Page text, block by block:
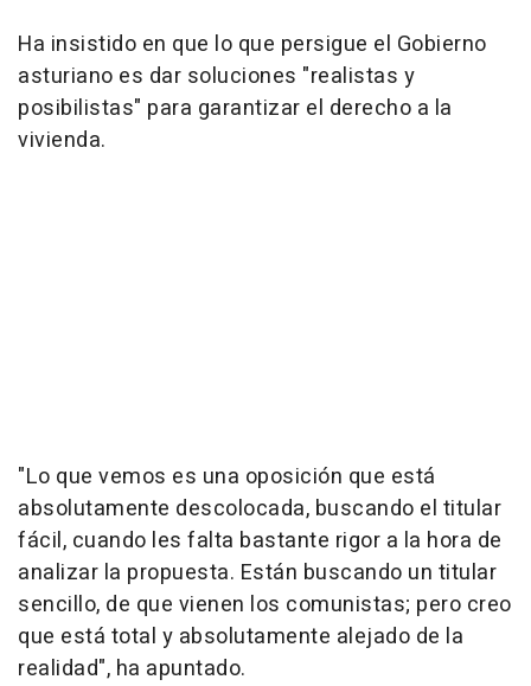
Ha insistido en que lo que persigue el Gobierno
asturiano es dar soluciones "realistas y
posibilistas" para garantizar el derecho a la
vivienda.
"Lo que vemos es una oposición que está
absolutamente descolocada, buscando el titular
fácil, cuando les falta bastante rigor a la hora de
analizar la propuesta. Están buscando un titular
sencillo, de que vienen los comunistas; pero creo
que está total y absolutamente alejado de la
realidad", ha apuntado.